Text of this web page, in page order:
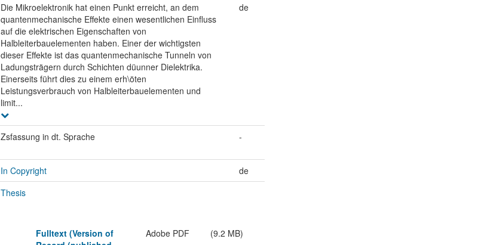
Die Mikroelektronik hat einen Punkt erreicht, an dem
quantenmechanische Effekte einen wesentlichen Einfluss
auf die elektrischen Eigenschaften von
Halbleiterbauelementen haben. Einer der wichtigsten
dieser Effekte ist das quantenmechanische Tunneln von
Ladungsträgern durch Schichten düunner Dielektrika.
Einerseits führt dies zu einem erh\öten
Leistungsverbrauch von Halbleiterbauelementen und
limit...
de
Zsfassung in dt. Sprache -
In Copyright
de
Thesis
Fulltext (Version of
Adobe PDF (9.2 MB)